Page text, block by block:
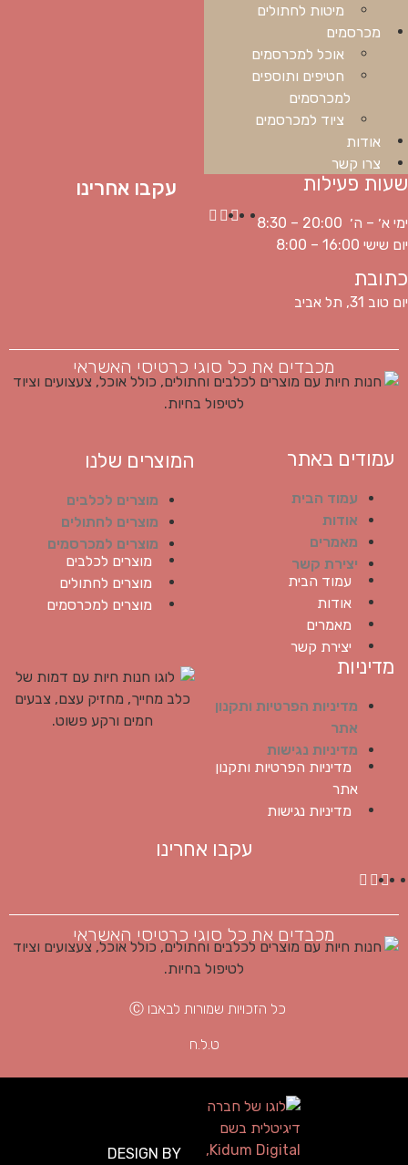
מיטות לחתולים
מכרסמים
אוכל למכרסמים
חטיפים ותוספים
למכרסמים
ציוד למכרסמים
אודות
צרו קשר
שעות פעילות
ימי א׳ – ה׳ 20:00 – 8:30
יום שישי 16:00 – 8:00
כתובת
יום טוב 31, תל אביב
עקבו אחרינו
מכבדים את כל סוגי כרטיסי האשראי
עמודים באתר
עמוד הבית
אודות
מאמרים
יצירת קשר
עמוד הבית
אודות
מאמרים
יצירת קשר
המוצרים שלנו
מוצרים לכלבים
מוצרים לחתולים
מוצרים למכרסמים
מוצרים לכלבים
מוצרים לחתולים
מוצרים למכרסמים
מדיניות
מדיניות הפרטיות ותקנון
אתר
מדיניות נגישות
מדיניות הפרטיות ותקנון
אתר
מדיניות נגישות
עקבו אחרינו
מכבדים את כל סוגי כרטיסי האשראי
כל הזכויות שמורות לבאבו Ⓒ
ט.ל.ח
DESIGN BY